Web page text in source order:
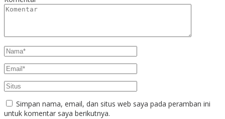
Simpan nama, email, dan situs web saya pada peramban ini
untuk komentar saya berikutnya.